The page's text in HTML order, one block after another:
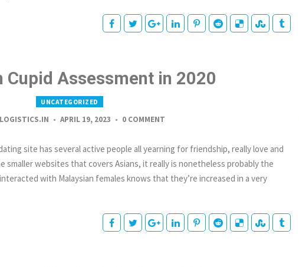
Cupid Assessment in 2020
UNCATEGORIZED
APRIL 19, 2023 0 COMMENT
site has several active people all yearning for friendship, really love and
smaller websites that covers Asians, it really is nonetheless probably the
with Malaysian females knows that they’re increased in a very